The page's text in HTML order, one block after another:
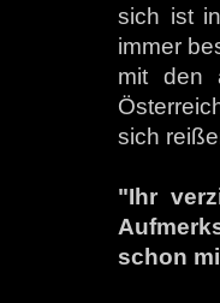
sich ist
immer
mit den
sich
"Ihr
schon